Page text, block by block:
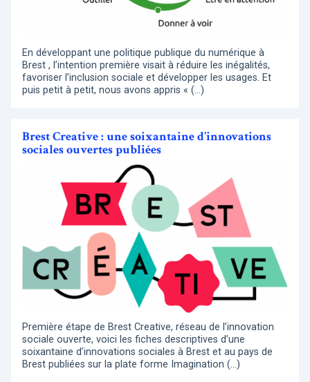
En développant une politique publique du numérique à
Brest , l’intention première visait à réduire les inégalités,
favoriser l’inclusion sociale et développer les usages. Et
puis petit à petit, nous avons appris « (…)
Brest Creative : une soixantaine d’innovations
sociales ouvertes publiées
Première étape de Brest Creative, réseau de l’innovation
sociale ouverte, voici les fiches descriptives d’une
soixantaine d’innovations sociales à Brest et au pays de
Brest publiées sur la plate forme Imagination (…)